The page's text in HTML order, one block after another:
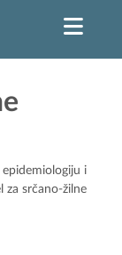
epidemiologiju i
za srčano-žilne